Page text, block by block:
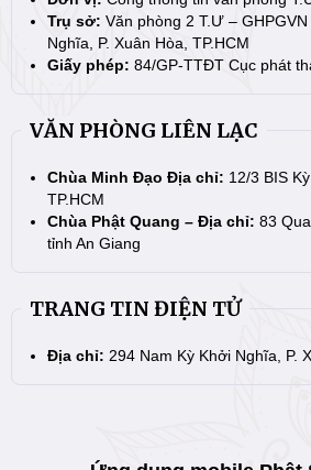
Trụ sở: Văn phòng 2 T.Ư –
Nghĩa, P. Xuân Hòa, TP.HCM
Giấy phép: 84/GP-TTĐT Cục phát
VĂN PHÒNG LIÊN LẠC
Chùa Minh Đạo Địa chỉ: 12/3 BIS
TP.HCM
Chùa Phật Quang – Địa chỉ: 83
tỉnh An Giang
TRANG TIN ĐIỆN TỬ
Địa chỉ: 294 Nam Kỳ Khởi Nghĩa, P.